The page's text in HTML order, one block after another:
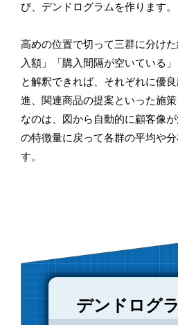
び、デンドログラムを作ります。
高めの位置で切って三群に分け
入額」「購入間隔が空いている
と解釈できれば、それぞれに優
進、関連商品の提案といった施
なのは、図から自動的に顧客像
の特徴量に戻って各群の平均や
す。
デンドログ